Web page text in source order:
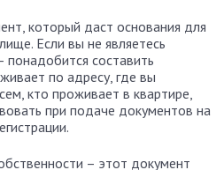
который даст основания для
Если вы не являетесь
составить
по адресу, где вы
кто проживает в квартире,
при подаче документов на
– этот документ